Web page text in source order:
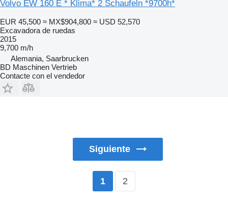
Volvo EW 160 E * Klima* 2 Schaufeln *9700h*
EUR 45,500 ≈ MX$904,800 ≈ USD 52,570
Excavadora de ruedas
2015
9,700 m/h
Alemania, Saarbrucken
BD Maschinen Vertrieb
Contacte con el vendedor
Siguiente
1 2